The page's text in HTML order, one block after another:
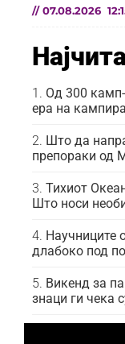
// 07.08.2026
Од 300
ера на
Што да
препораки од
Тихиот
Што носи
Научниците
длабоко под
Викенд за
знаци ги чека